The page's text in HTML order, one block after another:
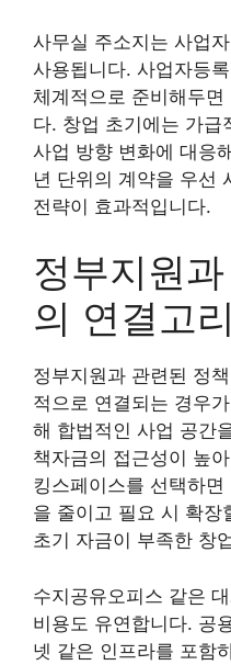
사무실 주소지는 사업
사용됩니다. 사업자등
체계적으로 준비해두
다. 창업 초기에는 가급
사업 방향 변화에 대응
년 단위의 계약을 우선
전략이 효과적입니다.
정부지원
의 연결고리
정부지원과 관련된 정
적으로 연결되는 경우
해 합법적인 사업 공간
책자금의 접근성이 높
킹스페이스를 선택하
을 줄이고 필요 시 확장
초기 자금이 부족한 창
수지공유오피스 같은
비용도 유연합니다. 공
넷 같은 인프라를 포함